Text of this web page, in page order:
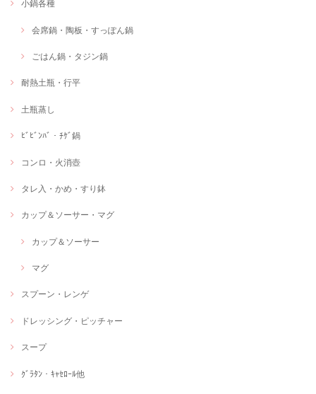
小鍋各種
会席鍋・陶板・すっぽん鍋
ごはん鍋・タジン鍋
耐熱土瓶・行平
土瓶蒸し
ﾋﾞﾋﾞﾝﾊﾞ・ﾁｹﾞ鍋
コンロ・火消壺
タレ入・かめ・すり鉢
カップ＆ソーサー・マグ
カップ＆ソーサー
マグ
スプーン・レンゲ
ドレッシング・ピッチャー
スープ
ｸﾞﾗﾀﾝ・ｷｬｾﾛｰﾙ他